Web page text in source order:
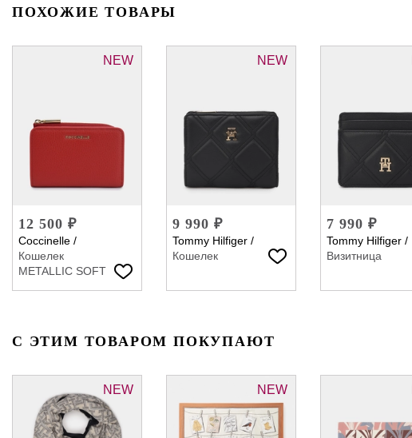
ПОХОЖИЕ ТОВАРЫ
NEW
12 500 ₽
Coccinelle /
Кошелек
METALLIC SOFT
NEW
9 990 ₽
Tommy Hilfiger /
Кошелек
7 990 ₽
Tommy Hilfiger /
Визитница
С ЭТИМ ТОВАРОМ ПОКУПАЮТ
NEW NEW